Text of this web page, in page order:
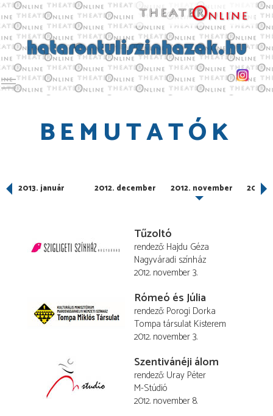
Toggle main menu visibility
BEMUTATÓK
2013. január 2012. december 2012. november 2012.
Tűzoltó
rendező Hajdu Géza
Nagyváradi színház
2012. november 3.
Rómeó és Júlia
rendező Porogi Dorka
Tompa társulat Kisterem
2012. november 3.
Szentivánéji álom
rendező Uray Péter
M-Stúdió
2012. november 8.